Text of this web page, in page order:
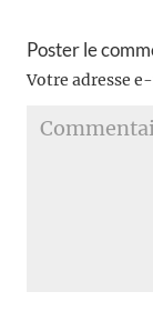
Poster le
Votre adresse